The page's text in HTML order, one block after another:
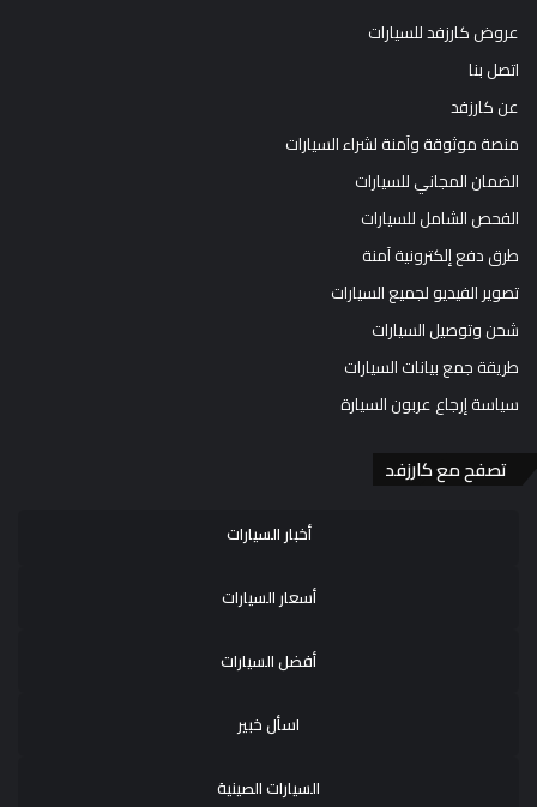
عروض كارزفد للسيارات
اتصل بنا
عن كارزفد
منصة موثوقة وآمنة لشراء السيارات
الضمان المجاني للسيارات
الفحص الشامل للسيارات
طرق دفع إلكترونية آمنة
تصوير الفيديو لجميع السيارات
شحن وتوصيل السيارات
طريقة جمع بيانات السيارات
سياسة إرجاع عربون السيارة
تصفح مع كارزفد
أخبار السيارات
أسعار السيارات
أفضل السيارات
اسأل خبير
السيارات الصينية